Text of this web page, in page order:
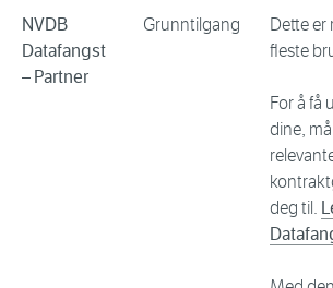
NVDB
Datafangst
– Partner
Grunntilgang
Dette
fleste
For å få
dine,
deg til.